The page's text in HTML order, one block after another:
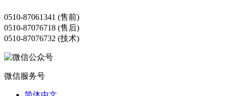
0510-87061341 (售前)
0510-87076718 (售后)
0510-87076732 (技术)
微信服务号